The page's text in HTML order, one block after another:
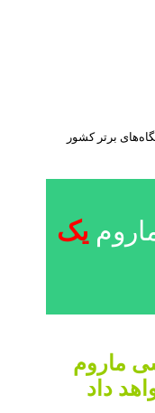
برتر کشور
یک
ماروم
داد